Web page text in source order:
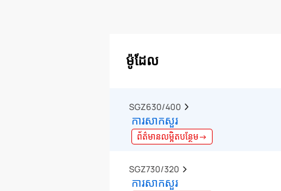
ម៉ូដែល
SGZ630/400
ការសាកសួរ
ព័ត៌មានលម្អិតបន្ថែម→
SGZ730/320
ការសាកសួរ